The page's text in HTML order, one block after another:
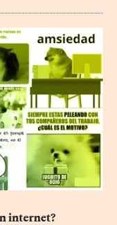
internet?